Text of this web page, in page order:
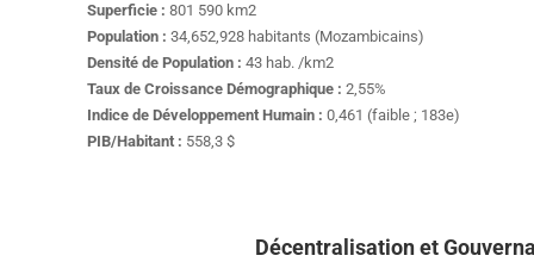
Superficie : 801 590 km2
Population : 34,652,928 habitants (Mozambicains)
Densité de Population : 43 hab. /km2
Taux de Croissance Démographique : 2,55%
Indice de Développement Humain : 0,461 (faible ; 183e)
PIB/Habitant : 558,3 $
Décentralisation et